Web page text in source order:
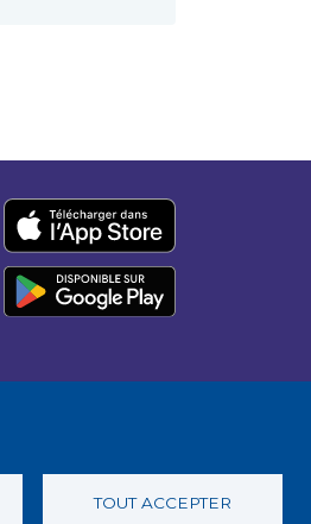
TOUT ACCEPTER